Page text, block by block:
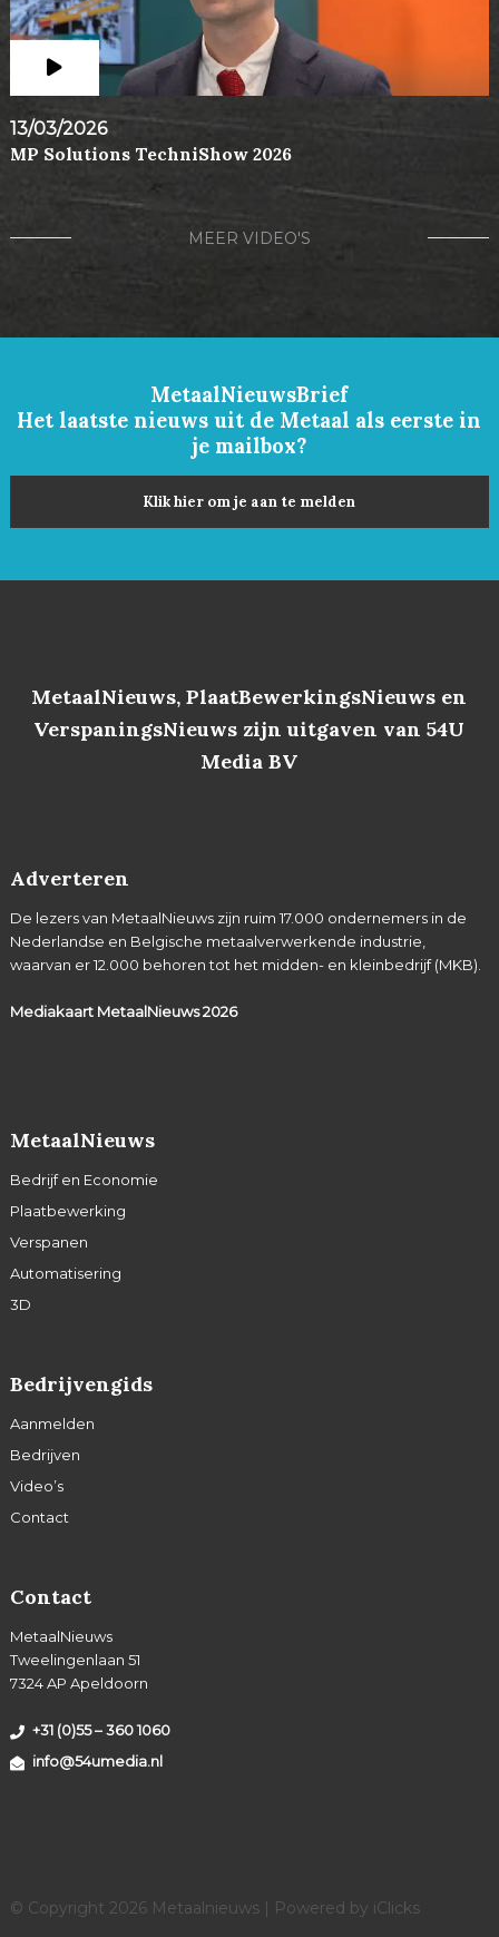
13/03/2026
MP Solutions TechniShow 2026
MEER VIDEO'S
MetaalNieuwsBrief
Het laatste nieuws uit de Metaal als eerste in
je mailbox?
Klik hier om je aan te melden
MetaalNieuws, PlaatBewerkingsNieuws en
VerspaningsNieuws zijn uitgaven van 54U
Media BV
Adverteren
De lezers van MetaalNieuws zijn ruim 17.000 ondernemers in de
Nederlandse en Belgische metaalverwerkende industrie,
waarvan er 12.000 behoren tot het midden- en kleinbedrijf (MKB).
Mediakaart MetaalNieuws2026
MetaalNieuws
Bedrijf en Economie
Plaatbewerking
Verspanen
Automatisering
3D
Bedrijvengids
Aanmelden
Bedrijven
Video’s
Contact
Contact
MetaalNieuws
Tweelingenlaan 51
7324 AP Apeldoorn
+31 (0)55 – 360 1060
info@54umedia.nl
© Copyright 2026 Metaalnieuws | Powered by iClicks